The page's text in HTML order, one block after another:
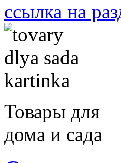
ссылка на
Товары для
дома и сада